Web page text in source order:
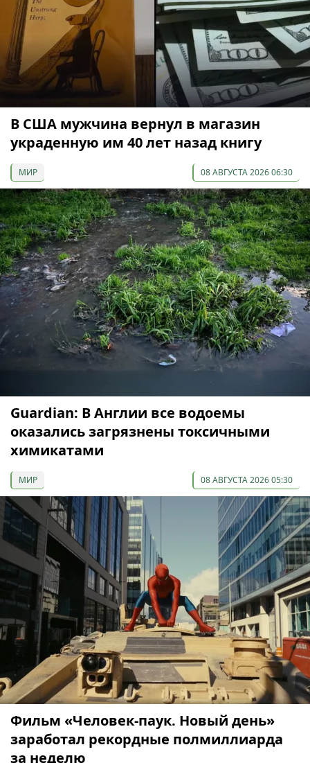
В США мужчина вернул в магазин
украденную им 40 лет назад книгу
МИР 08 АВГУСТА 2026 06:30
Guardian: В Англии все водоемы
оказались загрязнены токсичными
химикатами
МИР 08 АВГУСТА 2026 05:30
Фильм «Человек-паук. Новый день»
заработал рекордные полмиллиарда
за неделю